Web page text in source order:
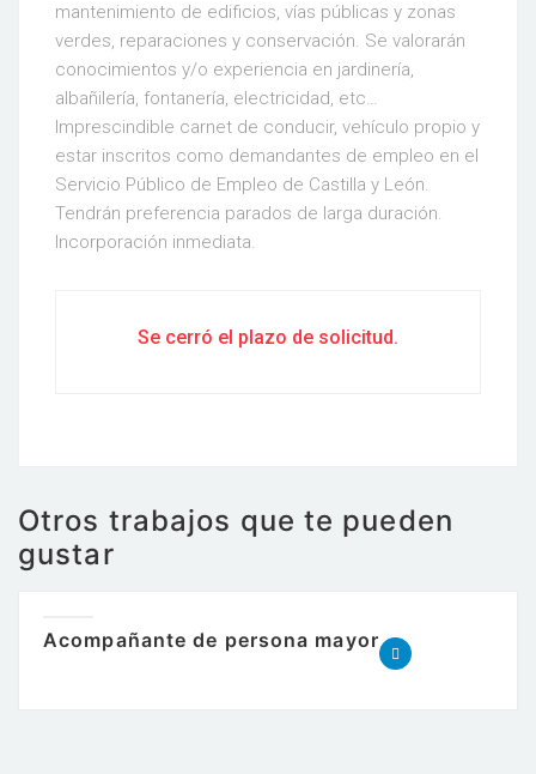
mantenimiento de edificios, vías públicas y zonas
verdes, reparaciones y conservación. Se valorarán
conocimientos y/o experiencia en jardinería,
albañilería, fontanería, electricidad, etc…
Imprescindible carnet de conducir, vehículo propio y
estar inscritos como demandantes de empleo en el
Servicio Público de Empleo de Castilla y León.
Tendrán preferencia parados de larga duración.
Incorporación inmediata.
Se cerró el plazo de solicitud.
Otros trabajos que te pueden
gustar
Acompañante de persona mayor